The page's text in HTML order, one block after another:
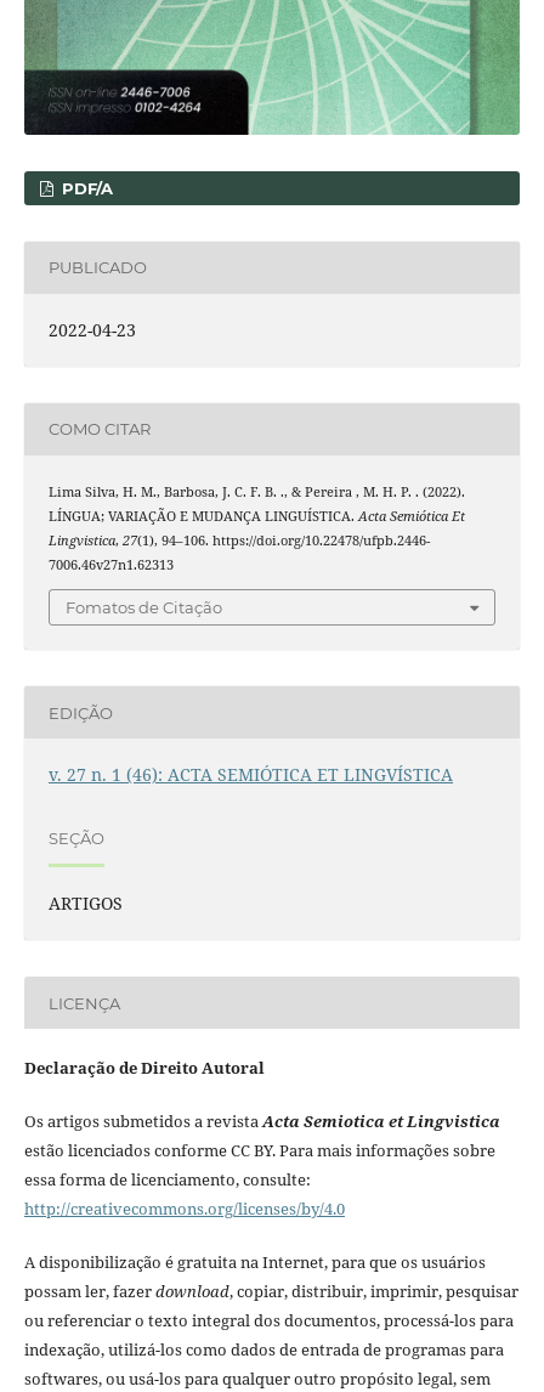
PDF/A
PUBLICADO
2022-04-23
COMO CITAR
Lima Silva, H. M., Barbosa, J. C. F. B. ., & Pereira , M. H. P. . (2022).
LÍNGUA; VARIAÇÃO E MUDANÇA LINGUÍSTICA. Acta Semiótica Et
Lingvistica, 27(1), 94–106. https://doi.org/10.22478/ufpb.2446-
7006.46v27n1.62313
Fomatos de Citação
EDIÇÃO
v. 27 n. 1 (46): ACTA SEMIÓTICA ET LINGVÍSTICA
SEÇÃO
ARTIGOS
LICENÇA
Declaração de Direito Autoral
Os artigos submetidos a revistaActa Semiotica et Lingvistica
estão licenciados conforme CC BY. Para mais informações sobre
essa forma de licenciamento, consulte:
http://creativecommons.org/licenses/by/4.0
A disponibilização é gratuita na Internet, para que os usuários
possam ler, fazerdownload, copiar, distribuir, imprimir, pesquisar
ou referenciar o texto integral dos documentos, processá-los para
indexação, utilizá-los como dados de entrada de programas para
softwares, ou usá-los para qualquer outro propósito legal, sem